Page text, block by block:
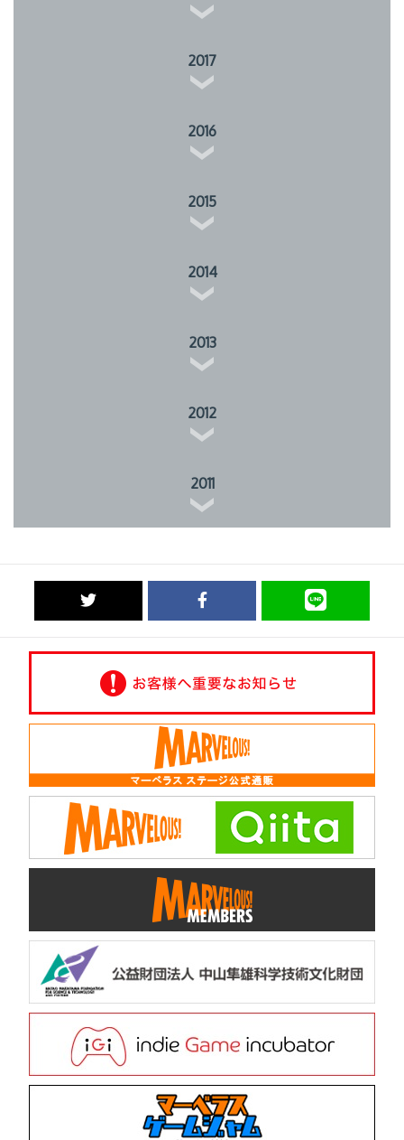
2017
2016
2015
2014
2013
2012
2011